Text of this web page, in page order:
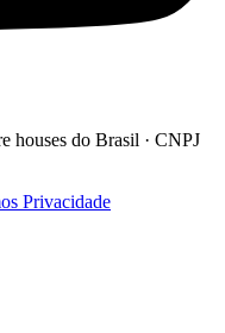
houses do Brasil · CNPJ
Privacidade